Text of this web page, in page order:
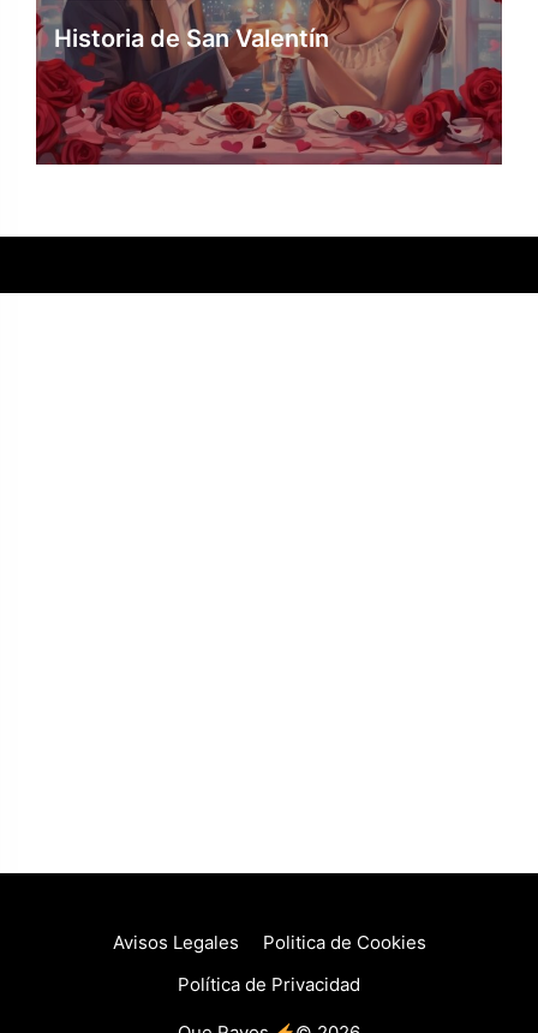
Historia de San Valentín
Avisos Legales
Politica de Cookies
Política de Privacidad